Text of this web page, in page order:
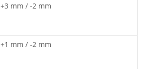
+3 mm / -2 mm
+1 mm / -2 mm